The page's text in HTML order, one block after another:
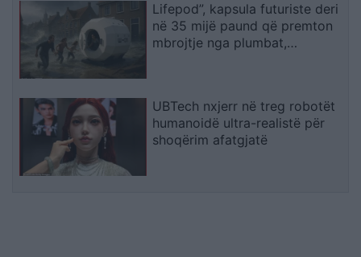
Lifepod”, kapsula futuriste deri
në 35 mijë paund që premton
mbrojtje nga plumbat,
UBTech nxjerr në treg robotët
humanoidë ultra-realistë për
shoqërim afatgjatë